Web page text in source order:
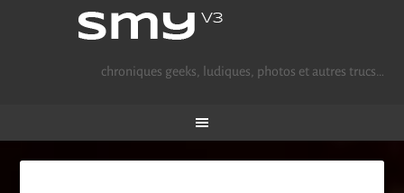
chroniques geeks, ludiques, photos et autres trucs…